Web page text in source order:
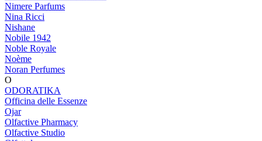
Nimere Parfums
Nina Ricci
Nishane
Nobile 1942
Noble Royale
Noème
Noran Perfumes
O
ODORATIKA
Officina delle Essenze
Ojar
Olfactive Pharmacy
Olfactive Studio